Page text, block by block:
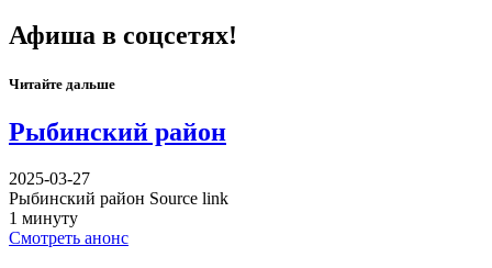
Афиша в соцсетях!
Читайте дальше
Рыбинский район
2025-03-27
Рыбинский район Source link
1 минуту
Смотреть анонс